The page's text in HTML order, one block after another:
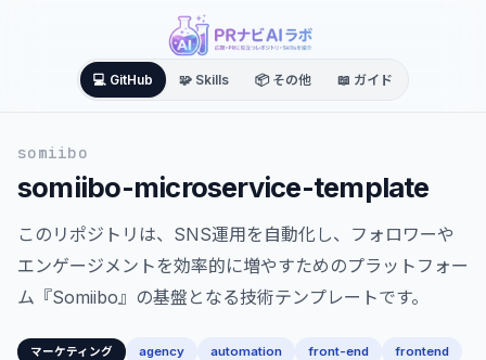
💻 GitHub 🧩 Skills 📦 その他 📖 ガイド
somiibo
somiibo-microservice-template
このリポジトリは、SNS運用を自動化し、フォロワーや
エンゲージメントを効率的に増やすためのプラットフォー
ム『Somiibo』の基盤となる技術テンプレートです。
マーケティング agency automation front-end
frontend